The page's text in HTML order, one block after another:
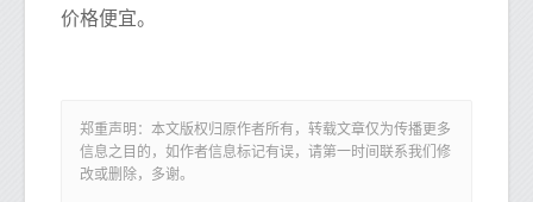
价格便宜。
郑重声明：本文版权归原作者所有，转载文章仅为传播更多
信息之目的，如作者信息标记有误，请第一时间联系我们修
改或删除，多谢。